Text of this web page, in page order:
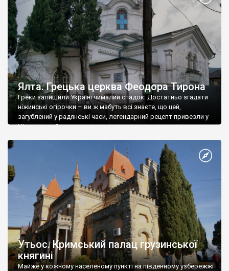
Ялта. Грецька церква Феодора Тирона
Греки залишили Україні чималий спадок. Достатньо згадати
ніжинські огірочки – ви ж мабуть всі знаєте, що цей,
загублений у радянські часи, легендарний рецепт привезли у
Ніжин греки?
Утьос. Кримський палац грузинської
княгині
Майже у кожному населеному пункті на південному узбережжі